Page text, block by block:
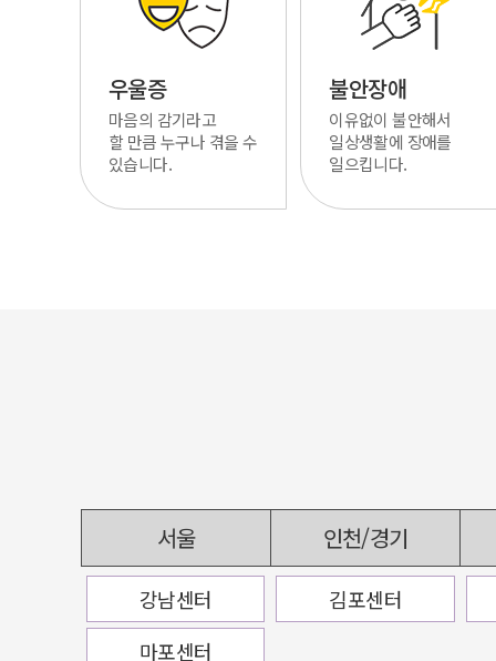
우울증
마음의 감기라고
할 만큼 누구나 겪을 수
있습니다.
불안장애
이유없이 불안해서
일상생활에 장애를
일으킵니다.
서울 인천/경기
강남센터
마포센터
김포센터